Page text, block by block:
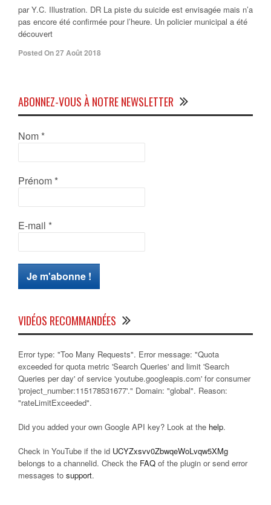
par Y.C. Illustration. DR La piste du suicide est envisagée mais n’a
pas encore été confirmée pour l’heure. Un policier municipal a été
découvert
Posted On 27 Août 2018
ABONNEZ-VOUS À NOTRE NEWSLETTER
Nom *
Prénom *
E-mail *
VIDÉOS RECOMMANDÉES
Error type: "Too Many Requests". Error message: "Quota
exceeded for quota metric 'Search Queries' and limit 'Search
Queries per day' of service 'youtube.googleapis.com' for consumer
'project_number:115178531677'." Domain: "global". Reason:
"rateLimitExceeded".
Did you added your own Google API key? Look at the help.
Check in YouTube if the id UCYZxsvv0ZbwqeWoLvqw5XMg
belongs to a channelid. Check the FAQ of the plugin or send error
messages to support.